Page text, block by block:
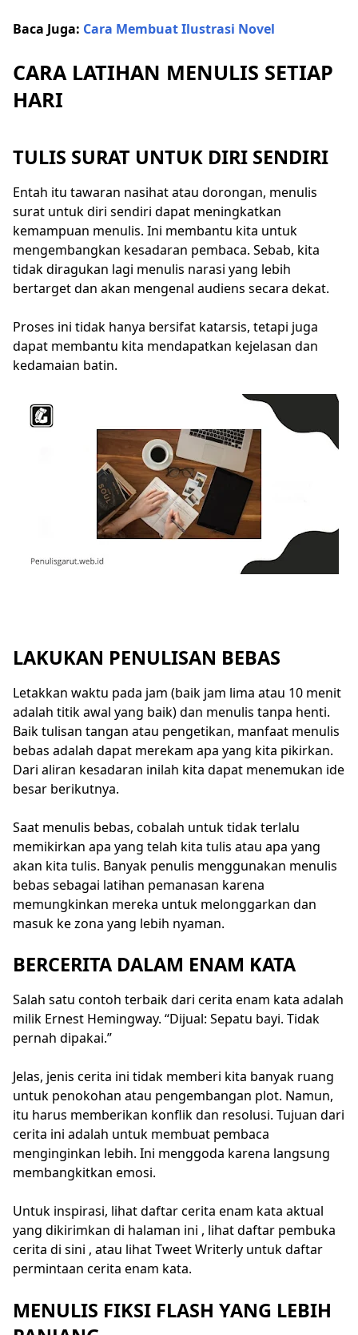
Baca Juga: Cara Membuat Ilustrasi Novel
CARA LATIHAN MENULIS SETIAP
HARI
TULIS SURAT UNTUK DIRI SENDIRI
Entah itu tawaran nasihat atau dorongan, menulis
surat untuk diri sendiri dapat meningkatkan
kemampuan menulis. Ini membantu kita untuk
mengembangkan kesadaran pembaca. Sebab, kita
tidak diragukan lagi menulis narasi yang lebih
bertarget dan akan mengenal audiens secara dekat.
Proses ini tidak hanya bersifat katarsis, tetapi juga
dapat membantu kita mendapatkan kejelasan dan
kedamaian batin.
LAKUKAN PENULISAN BEBAS
Letakkan waktu pada jam (baik jam lima atau 10 menit
adalah titik awal yang baik) dan menulis tanpa henti.
Baik tulisan tangan atau pengetikan, manfaat menulis
bebas adalah dapat merekam apa yang kita pikirkan.
Dari aliran kesadaran inilah kita dapat menemukan ide
besar berikutnya.
Saat menulis bebas, cobalah untuk tidak terlalu
memikirkan apa yang telah kita tulis atau apa yang
akan kita tulis. Banyak penulis menggunakan menulis
bebas sebagai latihan pemanasan karena
memungkinkan mereka untuk melonggarkan dan
masuk ke zona yang lebih nyaman.
BERCERITA DALAM ENAM KATA
Salah satu contoh terbaik dari cerita enam kata adalah
milik Ernest Hemingway. “Dijual: Sepatu bayi. Tidak
pernah dipakai.”
Jelas, jenis cerita ini tidak memberi kita banyak ruang
untuk penokohan atau pengembangan plot. Namun,
itu harus memberikan konflik dan resolusi. Tujuan dari
cerita ini adalah untuk membuat pembaca
menginginkan lebih. Ini menggoda karena langsung
membangkitkan emosi.
Untuk inspirasi, lihat daftar cerita enam kata aktual
yang dikirimkan di halaman ini , lihat daftar pembuka
cerita di sini , atau lihat Tweet Writerly untuk daftar
permintaan cerita enam kata.
MENULIS FIKSI FLASH YANG LEBIH